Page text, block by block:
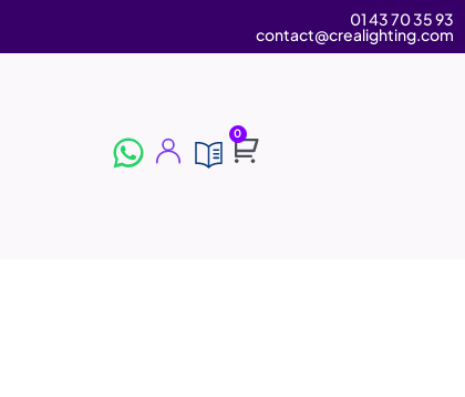
01 43 70 35 93
contact@crealighting.com
0